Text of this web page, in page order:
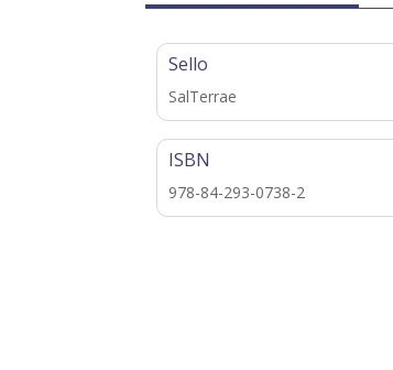
Sello
SalTerrae
ISBN
978-84-293-0738-2